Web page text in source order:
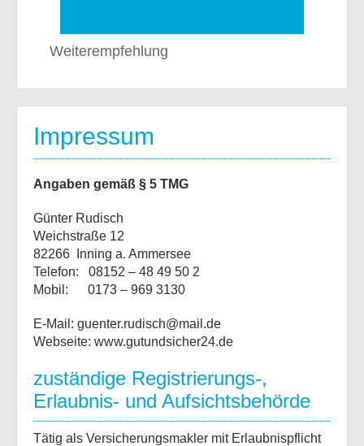
Weiterempfehlung
Impressum
Angaben gemäß § 5 TMG
Günter Rudisch
Weichstraße 12
82266 Inning a. Ammersee
Telefon: 08152 – 48 49 50 2
Mobil: 0173 – 969 3130
E-Mail: guenter.rudisch@mail.de
Webseite: www.gutundsicher24.de
zuständige Registrierungs-,
Erlaubnis- und Aufsichtsbehörde
Tätig als Versicherungsmakler mit Erlaubnispflicht